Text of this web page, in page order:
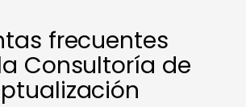
frecuentes
Consultoría de